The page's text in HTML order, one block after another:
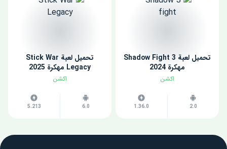
تحميل لعبة Shadow Fight 3
مهكرة 2024
اكشن
2.0
1.36.0
تحميل لعبة Stick War
Legacy مهكرة 2025
اكشن
6.0
5.213